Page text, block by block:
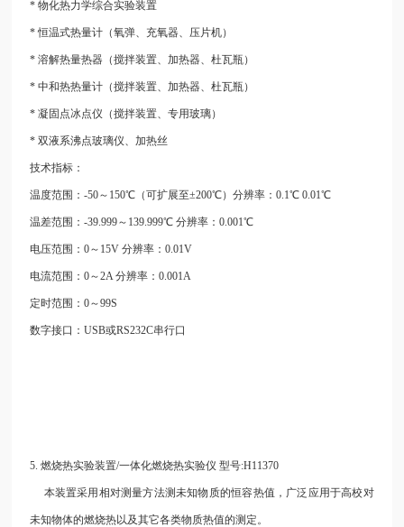
* 物化热力学综合实验装置
* 恒温式热量计（氧弹、充氧器、压片机）
* 溶解热量热器（搅拌装置、加热器、杜瓦瓶）
* 中和热热量计（搅拌装置、加热器、杜瓦瓶）
* 凝固点冰点仪（搅拌装置、专用玻璃）
* 双液系沸点玻璃仪、加热丝
技术指标：
温度范围：-50～150℃（可扩展至±200℃）分辨率：0.1℃ 0.01℃
温差范围：-39.999～139.999℃ 分辨率：0.001℃
电压范围：0～15V 分辨率：0.01V
电流范围：0～2A 分辨率：0.001A
定时范围：0～99S
数字接口：USB或RS232C串行口
5.燃烧热实验装置/一体化燃烧热实验仪 型号:H11370
本装置采用相对测量方法测未知物质的恒容热值，广泛应用于高校对
未知物体的燃烧热以及其它各类物质热值的测定。